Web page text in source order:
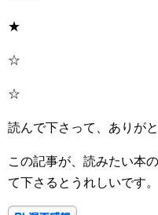
★
☆
☆
読んで下さって、ありが
この記事が、読みたい本
て下さるとうれしいです。